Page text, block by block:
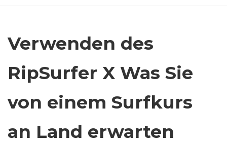
Verwenden des
RipSurfer X Was Sie
von einem Surfkurs
an Land erwarten